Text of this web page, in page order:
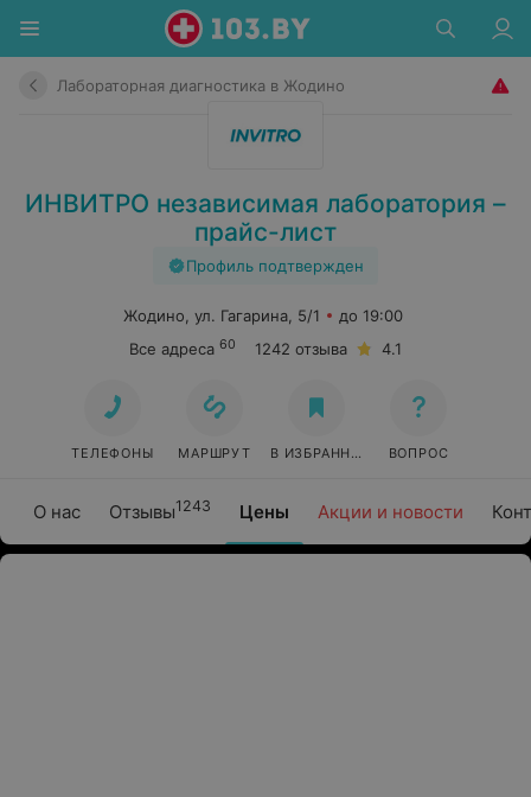
Лабораторная диагностика в Жодино
ИНВИТРО независимая лаборатория –
прайс-лист
Профиль подтвержден
О нас Отзывы1243 Цены Акции и новости
Жодино, ул. Гагарина, 5/1
до 19:00
Все адреса 60 1242 отзыва 4.1
ТЕЛЕФОНЫ МАРШРУТ В ИЗБРАННОЕ ВОПРОС